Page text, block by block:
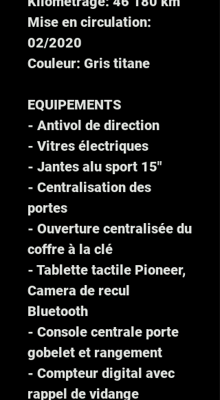
Mise en circulation:
02/2020
Couleur: Gris titane
EQUIPEMENTS
- Antivol de direction
- Vitres électriques
- Jantes alu sport 15"
- Centralisation des
portes
- Ouverture centralisée du
coffre à la clé
- Tablette tactile Pioneer,
Camera de recul
Bluetooth
- Console centrale porte
gobelet et rangement
- Compteur digital avec
rappel de vidange